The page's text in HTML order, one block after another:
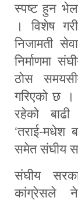
स्पष्ट हुन
। विशेष
निजामती
निर्माणमा
ठोस
गरिएको छ
रहेको बाढी
‘तराई-मधेश
समेत संघीय
संघीय
कांग्रेसले